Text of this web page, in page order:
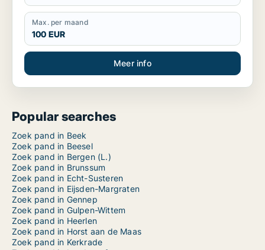
Max. per maand
100 EUR
Meer info
Popular searches
Zoek pand in Beek
Zoek pand in Beesel
Zoek pand in Bergen (L.)
Zoek pand in Brunssum
Zoek pand in Echt-Susteren
Zoek pand in Eijsden-Margraten
Zoek pand in Gennep
Zoek pand in Gulpen-Wittem
Zoek pand in Heerlen
Zoek pand in Horst aan de Maas
Zoek pand in Kerkrade